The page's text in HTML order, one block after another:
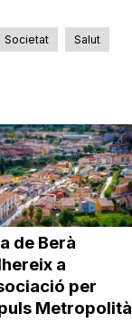
Societat Salut
de Berà
a
per
Metropolità